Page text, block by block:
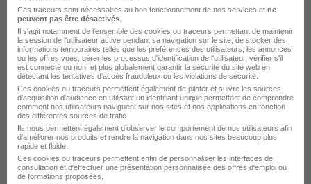
Élargissez votre recherche
Emploi BTS MCO Aix-en-Provence
Emploi BTS MCO
Emploi à Aix-en-Provence
Entreprises qui recrutent à Aix-en-Provence
Ces traceurs sont nécessaires au bon fonctionnement de nos services et ne
peuvent pas être désactivés
Il s'agit notamment de l'ensemble des cookies ou traceurs permettant de maintenir
la session de l'utilisateur active pendant sa navigation sur le site, de stocker des
informations temporaires telles que les préférences des utilisateurs, les annonces
ou les offres vues, gérer les processus d'identification de l'utilisateur, vérifier s'il
est connecté ou non, et plus globalement garantir la sécurité du site web en
détectant les tentatives d'accès frauduleux ou les violations de sécurité.
Ces cookies ou traceurs permettent également de piloter et suivre les sources
d'acquisition d'audience en utilisant un identifiant unique permettant de comprendre
comment nos utilisateurs naviguent sur nos sites et nos applications en fonction
des différentes sources de trafic.
Ils nous permettent également d’observer le comportement de nos utilisateurs afin
d'améliorer nos produits et rendre la navigation dans nos sites beaucoup plus
rapide et fluide.
Ces cookies ou traceurs permettent enfin de personnaliser les interfaces de
consultation et d'effectuer une présentation personnalisée des offres d'emploi ou
de formations proposées.